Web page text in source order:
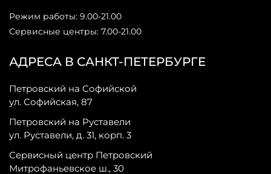
АДРЕСА В САНКТ-ПЕТЕРБУРГЕ
Петровский на Софийской
ул. Софийская, 87
Петровский на Руставели
ул. Руставели, д. 31, корп. 3
Сервисный центр Петровский
Митрофаньевское ш., 30
Режим работы: 9.00-21.00
Сервисные центры: 7.00-21.00